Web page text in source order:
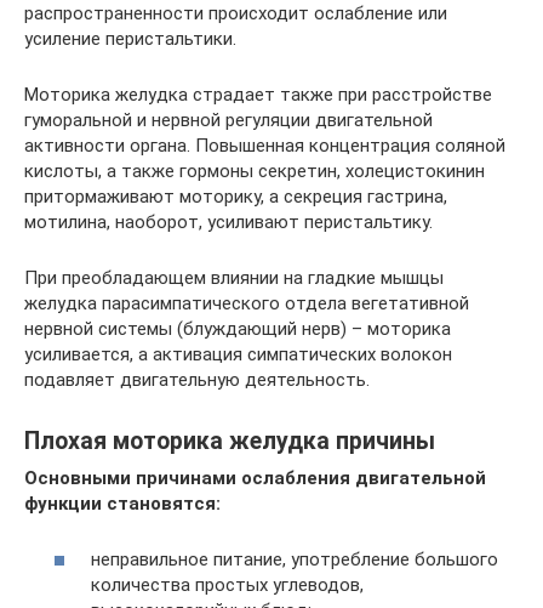
распространенности происходит ослабление или
усиление перистальтики.
Моторика желудка страдает также при расстройстве
гуморальной и нервной регуляции двигательной
активности органа. Повышенная концентрация соляной
кислоты, а также гормоны секретин, холецистокинин
притормаживают моторику, а секреция гастрина,
мотилина, наоборот, усиливают перистальтику.
При преобладающем влиянии на гладкие мышцы
желудка парасимпатического отдела вегетативной
нервной системы (блуждающий нерв) – моторика
усиливается, а активация симпатических волокон
подавляет двигательную деятельность.
Плохая моторика желудка причины
Основными причинами ослабления двигательной
функции становятся:
неправильное питание, употребление большого
количества простых углеводов,